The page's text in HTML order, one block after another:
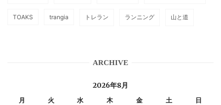
TOAKS trangia トレラン ランニング 山と道
ARCHIVE
2026年8月
月 火 水 木 金 土 日